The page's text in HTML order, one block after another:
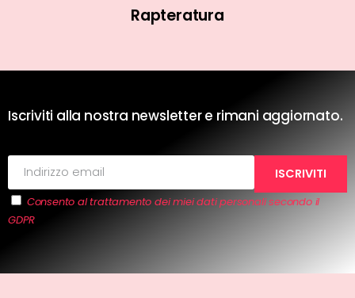
Rapteratura
Iscriviti alla nostra newsletter e rimani aggiornato.
Consento al trattamento dei miei dati personali secondo il
GDPR